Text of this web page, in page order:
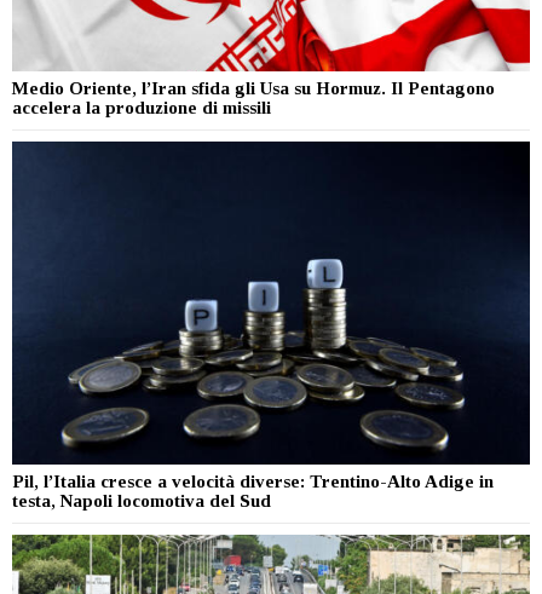
Medio Oriente, l’Iran sfida gli Usa su Hormuz. Il Pentagono
accelera la produzione di missili
Pil, l’Italia cresce a velocità diverse: Trentino-Alto Adige in
testa, Napoli locomotiva del Sud